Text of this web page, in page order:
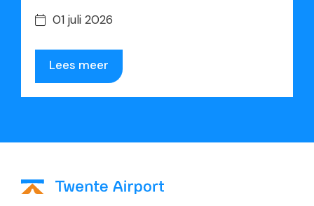
01 juli 2026
Lees meer